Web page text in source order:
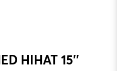
HIHAT 15''